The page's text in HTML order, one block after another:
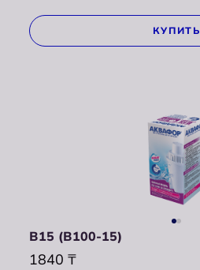
КУПИТЬ
В15 (В100-15)
1840 ₸